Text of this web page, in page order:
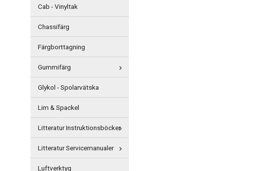
Cab - Vinyltak
Chassifärg
Färgborttagning
Gummifärg
Glykol - Spolarvätska
Lim & Spackel
Litteratur Instruktionsböcker
Litteratur Servicemanualer
Luftverktyg